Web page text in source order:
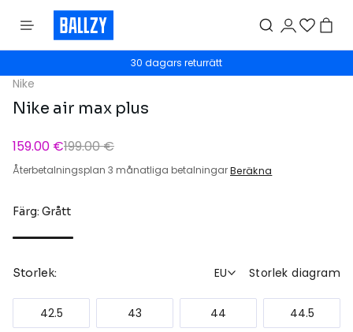
30 dagars returrätt
Nike
Nike air max plus
159.00 €199.00 €
Återbetalningsplan 3 månatliga betalningarBeräkna
Färg: Grått
Storlek: EU Storlek diagram
42.5 43 44 44.5